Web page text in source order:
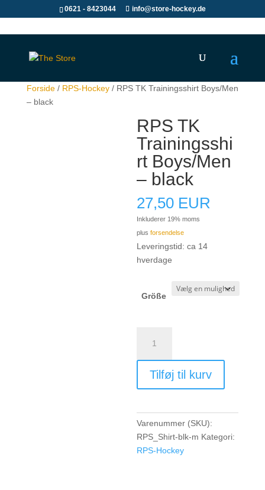
0621 - 8423044 info@store-hockey.de
Forside/ RPS-Hockey/ RPS TK Trainingsshirt Boys/Men
– black
RPS TK
Trainingsshi
rt Boys/Men
– black
27,50 EUR
Inkluderer 19% moms
plusforsendelse
Leveringstid: ca 14
hverdage
Größe
Trainingsshirt
Boys/Men
-
antal
Tilføj til kurv
Varenummer (SKU):
RPS_Shirt-blk-m Kategori:
RPS-Hockey